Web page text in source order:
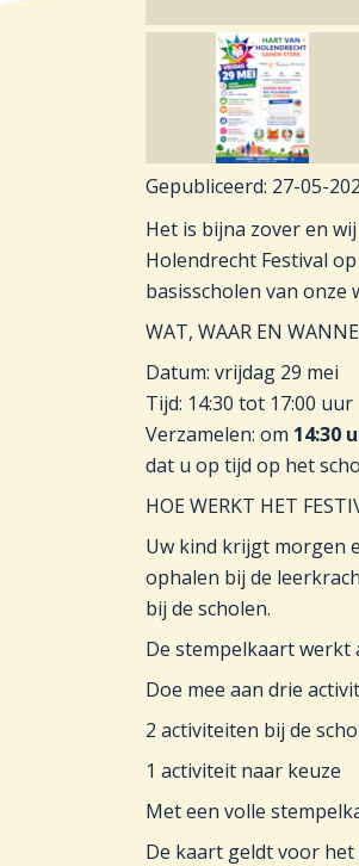
Gepubliceerd: 27-05-
Het is bijna zover en
Holendrecht Festival
basisscholen van onze
WAT, WAAR EN
Datum: vrijdag 29 mei
Tijd: 14:30 tot 17:00 uur
Verzamelen: om 14:30
dat u op tijd op het
HOE WERKT HET
Uw kind krijgt morgen
ophalen bij de
bij de scholen.
De stempelkaart werkt
Doe mee aan drie
2 activiteiten bij de
1 activiteit naar keuze
Met een volle
De kaart geldt voor het